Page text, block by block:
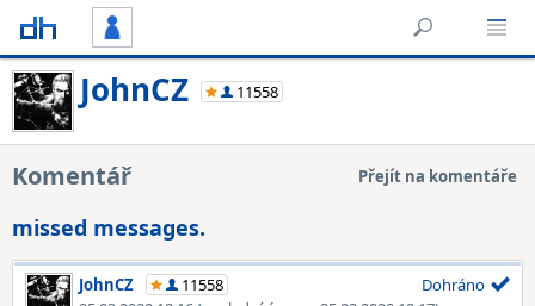
JohnCZ 11558
Komentář Přejít na komentáře
missed messages.
JohnCZ
11558
Dohráno